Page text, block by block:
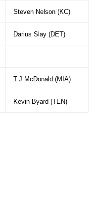
Steven Nelson (KC)
Darius Slay (DET)
T.J McDonald (MIA)
Kevin Byard (TEN)